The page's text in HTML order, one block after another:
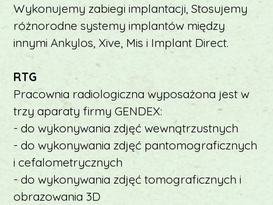
Wykonujemy zabiegi implantacji, Stosujemy
różnorodne systemy implantów między
innymi Ankylos, Xive, Mis i Implant Direct.
RTG
Pracownia radiologiczna wyposażona jest w
trzy aparaty firmy GENDEX:
- do wykonywania zdjęć wewnątrzustnych
- do wykonywania zdjęć pantomograficznych
i cefalometrycznych
- do wykonywania zdjęć tomograficznych i
obrazowania 3D